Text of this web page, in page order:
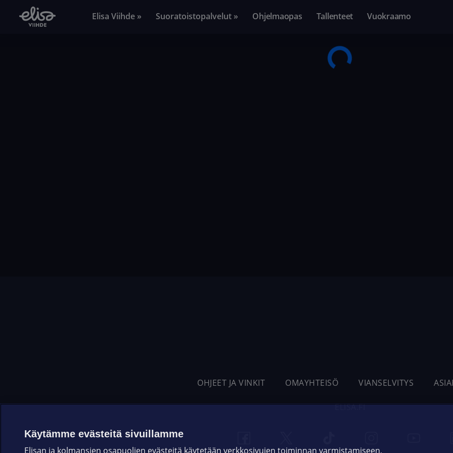
Elisa Viihde » Suoratoistopalvelut » Ohjelmaopas Tallenteet Vuokraamo
OHJEET JA VINKIT OMAYHTEISÖ VIANSELVITYS
ELISA.FI
Käytämme evästeitä sivuillamme
Elisan ja kolmansien osapuolien evästeitä käytetään verkkosivujen toiminnan varmistamiseen,